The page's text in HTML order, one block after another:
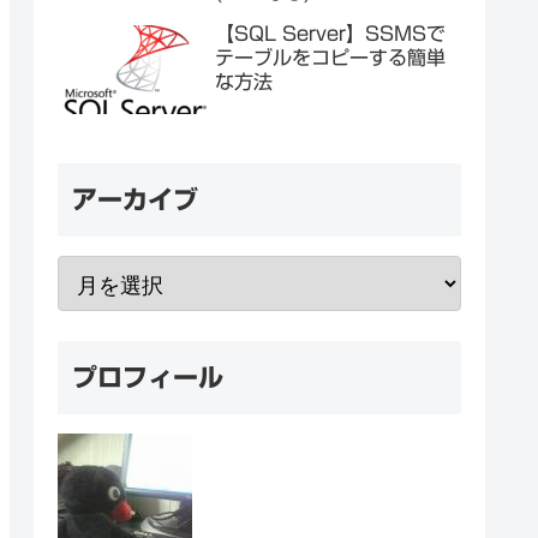
【SQL Server】SSMSで
テーブルをコピーする簡単
な方法
アーカイブ
プロフィール